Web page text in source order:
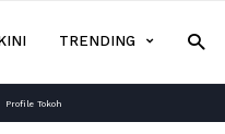
TRENDING
Profile Tokoh